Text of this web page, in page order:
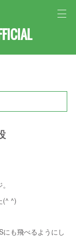
(^ ^)
も飛べるようにし